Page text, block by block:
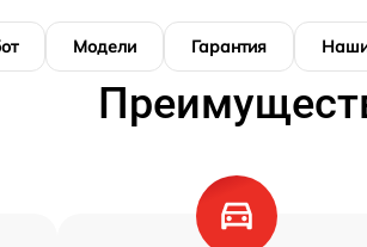
Модели Гарантия